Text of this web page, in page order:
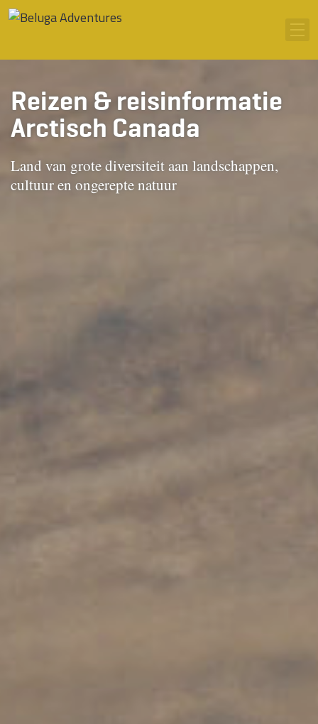
Ga naar inhoud
Reizen & reisinformatie
Arctisch Canada
Land van grote diversiteit aan landschappen,
cultuur en ongerepte natuur